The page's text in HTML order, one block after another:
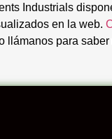
Industrials
en la web.
llámanos para